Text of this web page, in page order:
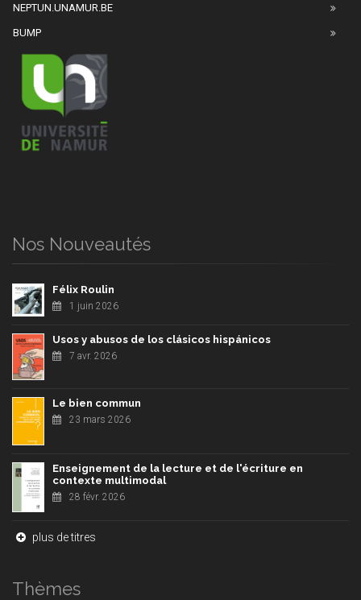
NEPTUN.UNAMUR.BE
BUMP
Nos Nouveautés
Félix Roulin
1 juin 2026
Usos y abusos de los clásicos hispánicos
7 avr. 2026
Le bien commun
23 mars 2026
Enseignement de la lecture et de l'écriture en
contexte multimodal
28 févr. 2026
plus de titres
Thèmes